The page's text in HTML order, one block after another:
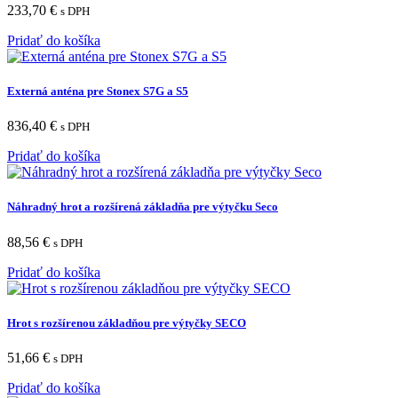
233,70 € s DPH
Pridať do košíka
Externá anténa pre Stonex S7G a S5
836,40 € s DPH
Pridať do košíka
Náhradný hrot a rozšírená základňa pre výtyčku Seco
88,56 € s DPH
Pridať do košíka
Hrot s rozšírenou základňou pre výtyčky SECO
51,66 € s DPH
Pridať do košíka